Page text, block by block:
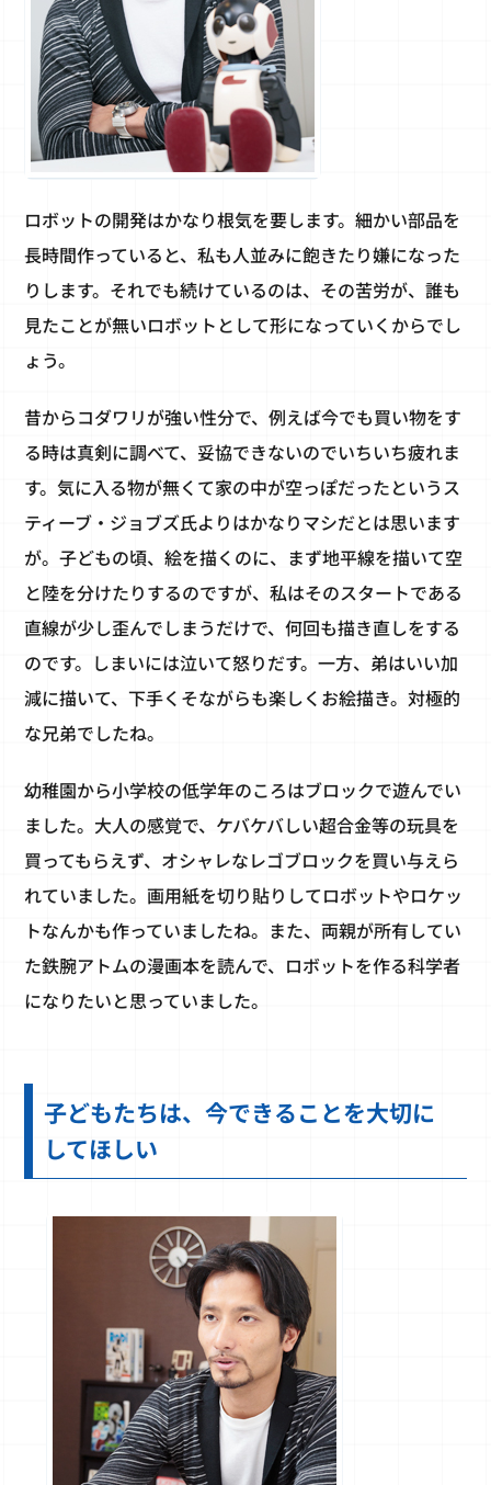
ロボットの開発はかなり根気を要します。細かい部品を
長時間作っていると、私も人並みに飽きたり嫌になった
りします。それでも続けているのは、その苦労が、誰も
見たことが無いロボットとして形になっていくからでし
ょう。
昔からコダワリが強い性分で、例えば今でも買い物をす
る時は真剣に調べて、妥協できないのでいちいち疲れま
す。気に入る物が無くて家の中が空っぽだったというス
ティーブ・ジョブズ氏よりはかなりマシだとは思います
が。子どもの頃、絵を描くのに、まず地平線を描いて空
と陸を分けたりするのですが、私はそのスタートである
直線が少し歪んでしまうだけで、何回も描き直しをする
のです。しまいには泣いて怒りだす。一方、弟はいい加
減に描いて、下手くそながらも楽しくお絵描き。対極的
な兄弟でしたね。
幼稚園から小学校の低学年のころはブロックで遊んでい
ました。大人の感覚で、ケバケバしい超合金等の玩具を
買ってもらえず、オシャレなレゴブロックを買い与えら
れていました。画用紙を切り貼りしてロボットやロケッ
トなんかも作っていましたね。また、両親が所有してい
た鉄腕アトムの漫画本を読んで、ロボットを作る科学者
になりたいと思っていました。
子どもたちは、今できることを大切に
してほしい